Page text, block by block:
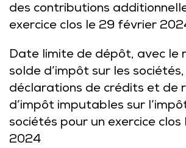
des contributions
exercice clos le 29 février
Date limite de dépôt, avec le
solde d’impôt sur les
déclarations de crédits et de
d’impôt imputables sur
sociétés pour un exercice
2024